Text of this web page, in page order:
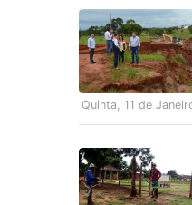
Quinta, 11 de